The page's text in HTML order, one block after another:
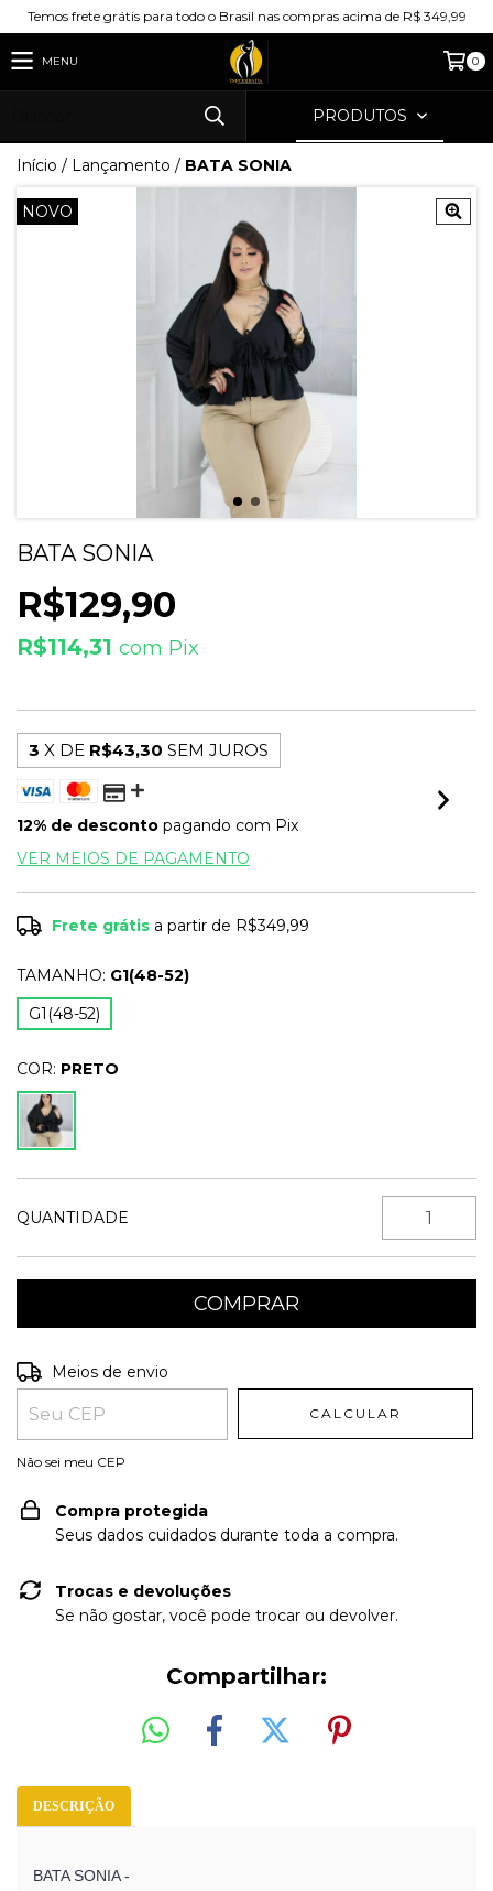
Temos frete grátis para todo o Brasil nas compras acima de R$ 349,99
MENU 0
PRODUTOS
Início / Lançamento / BATA SONIA
NOVO
BATA SONIA
R$129,90
R$114,31 com Pix
3 X DE R$43,30 SEM JUROS
12% de desconto pagando com Pix
VER MEIOS DE PAGAMENTO
Frete grátis a partir de R$349,99
TAMANHO: G1(48-52)
G1(48-52)
COR: PRETO
QUANTIDADE
Entregas para o CEP:
Meios de envio
CALCULAR
Não sei meu CEP
Compra protegida
Seus dados cuidados durante toda a compra.
Trocas e devoluções
Se não gostar, você pode trocar ou devolver.
Compartilhar:
DESCRIÇÃO
BATA SONIA -